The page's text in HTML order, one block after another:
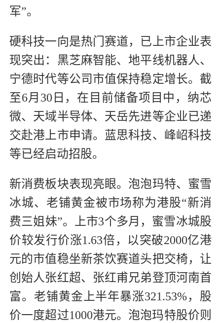
军”。
硬科技一向是热门赛道，已上市企业表
现突出：黑芝麻智能、地平线机器人、
宁德时代等公司市值保持稳定增长。截
至6月30日，在目前储备项目中，纳芯
微、天域半导体、天岳先进等企业已递
交赴港上市申请。蓝思科技、峰岹科技
等已经启动招股。
新消费板块表现亮眼。泡泡玛特、蜜雪
冰城、老铺黄金被市场称为港股“新消
费三姐妹”。上市3个多月，蜜雪冰城股
价较发行价涨1.63倍，以突破2000亿港
元的市值稳坐新茶饮赛道头把交椅，让
创始人张红超、张红甫兄弟登顶河南首
富。老铺黄金上半年暴涨321.53%，股
价一度超过1000港元。泡泡玛特股价则